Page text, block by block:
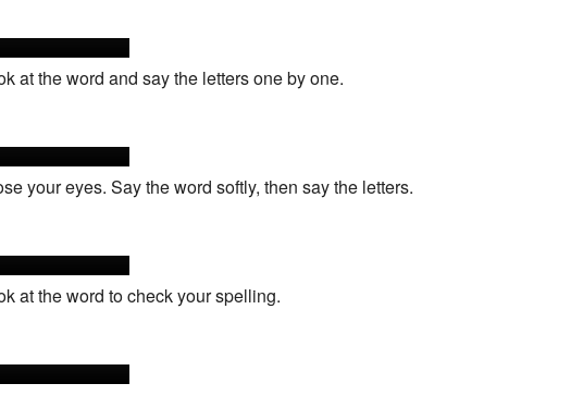
at the word and say the letters one by one.
your eyes. Say the word softly, then say the letters.
at the word to check your spelling.